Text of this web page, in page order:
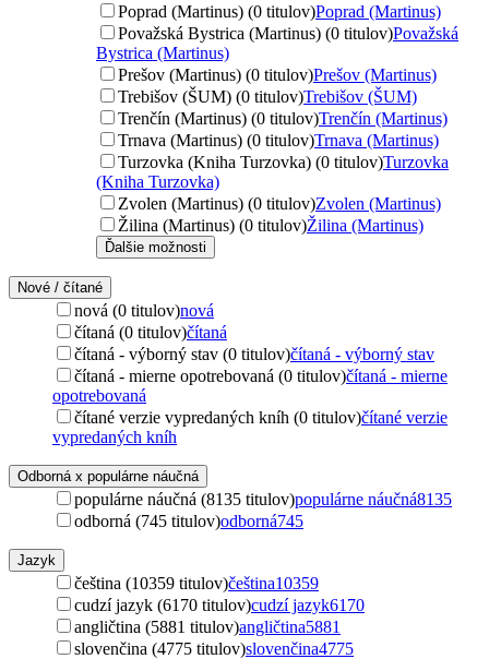
Poprad (Martinus) (0 titulov)Poprad (Martinus)
Považská Bystrica (Martinus) (0 titulov)Považská
Bystrica (Martinus)
Prešov (Martinus) (0 titulov)Prešov (Martinus)
Trebišov (ŠUM) (0 titulov)Trebišov (ŠUM)
Trenčín (Martinus) (0 titulov)Trenčín (Martinus)
Trnava (Martinus) (0 titulov)Trnava (Martinus)
Turzovka (Kniha Turzovka) (0 titulov)Turzovka
(Kniha Turzovka)
Zvolen (Martinus) (0 titulov)Zvolen (Martinus)
Žilina (Martinus) (0 titulov)Žilina (Martinus)
Ďalšie možnosti
Nové / čítané
nová (0 titulov)nová
čítaná (0 titulov)čítaná
čítaná - výborný stav (0 titulov)čítaná - výborný stav
čítaná - mierne opotrebovaná (0 titulov)čítaná - mierne
opotrebovaná
čítané verzie vypredaných kníh (0 titulov)čítané verzie
vypredaných kníh
Odborná x populárne náučná
populárne náučná (8135 titulov)populárne náučná8135
odborná (745 titulov)odborná745
Jazyk
čeština (10359 titulov)čeština10359
cudzí jazyk (6170 titulov)cudzí jazyk6170
angličtina (5881 titulov)angličtina5881
slovenčina (4775 titulov)slovenčina4775